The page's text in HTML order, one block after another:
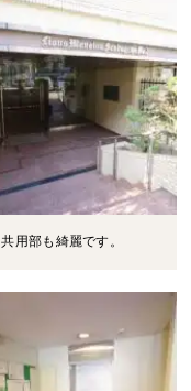
共用部も綺麗です。